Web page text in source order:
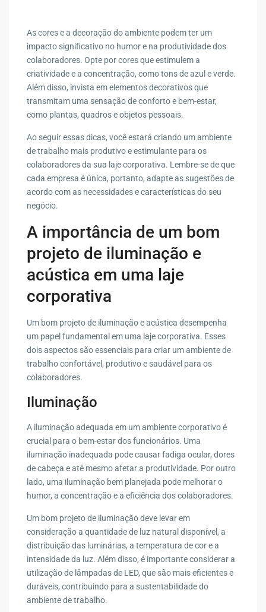
As cores e a decoração do ambiente podem ter um
impacto significativo no humor e na produtividade dos
colaboradores. Opte por cores que estimulem a
criatividade e a concentração, como tons de azul e verde.
Além disso, invista em elementos decorativos que
transmitam uma sensação de conforto e bem-estar,
como plantas, quadros e objetos pessoais.
Ao seguir essas dicas, você estará criando um ambiente
de trabalho mais produtivo e estimulante para os
colaboradores da sua laje corporativa. Lembre-se de que
cada empresa é única, portanto, adapte as sugestões de
acordo com as necessidades e características do seu
negócio.
A importância de um bom
projeto de iluminação e
acústica em uma laje
corporativa
Um bom projeto de iluminação e acústica desempenha
um papel fundamental em uma laje corporativa. Esses
dois aspectos são essenciais para criar um ambiente de
trabalho confortável, produtivo e saudável para os
colaboradores.
Iluminação
A iluminação adequada em um ambiente corporativo é
crucial para o bem-estar dos funcionários. Uma
iluminação inadequada pode causar fadiga ocular, dores
de cabeça e até mesmo afetar a produtividade. Por outro
lado, uma iluminação bem planejada pode melhorar o
humor, a concentração e a eficiência dos colaboradores.
Um bom projeto de iluminação deve levar em
consideração a quantidade de luz natural disponível, a
distribuição das luminárias, a temperatura de cor e a
intensidade da luz. Além disso, é importante considerar a
utilização de lâmpadas de LED, que são mais eficientes e
duráveis, contribuindo para a sustentabilidade do
ambiente de trabalho.